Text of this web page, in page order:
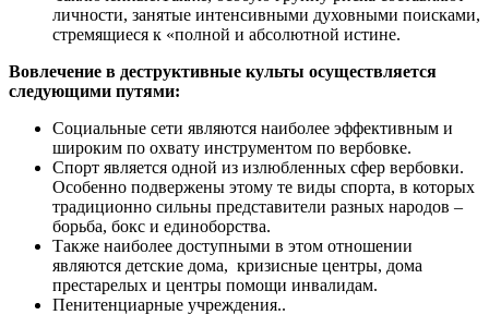
личности, занятые интенсивными духовными поисками,
стремящиеся к «полной и абсолютной истине.
Вовлечение в деструктивные культы осуществляется
следующими путями:
Социальные сети являются наиболее эффективным и
широким по охвату инструментом по вербовке.
Спорт является одной из излюбленных сфер вербовки.
Особенно подвержены этому те виды спорта, в которых
традиционно сильны представители разных народов –
борьба, бокс и единоборства.
Также наиболее доступными в этом отношении
являются детские дома, кризисные центры, дома
престарелых и центры помощи инвалидам.
Пенитенциарные учреждения..